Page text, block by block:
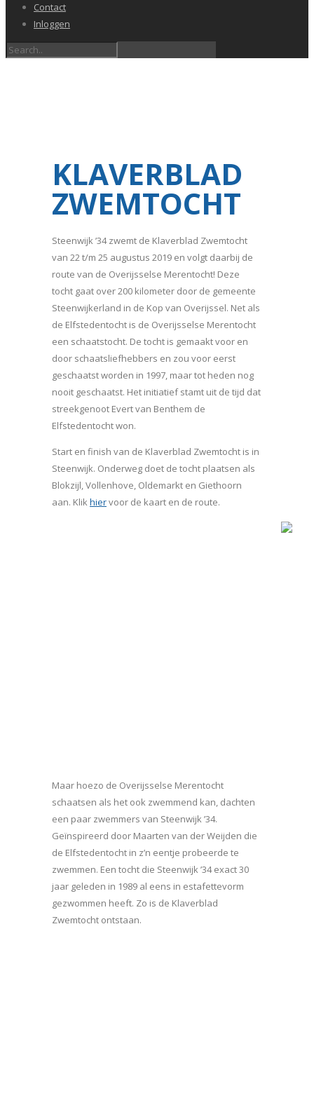
Contact
Inloggen
KLAVERBLAD
ZWEMTOCHT
Steenwijk ’34 zwemt de Klaverblad Zwemtocht
van 22 t/m 25 augustus 2019 en volgt daarbij de
route van de Overijsselse Merentocht! Deze
tocht gaat over 200 kilometer door de gemeente
Steenwijkerland in de Kop van Overijssel. Net als
de Elfstedentocht is de Overijsselse Merentocht
een schaatstocht. De tocht is gemaakt voor en
door schaatsliefhebbers en zou voor eerst
geschaatst worden in 1997, maar tot heden nog
nooit geschaatst. Het initiatief stamt uit de tijd dat
streekgenoot Evert van Benthem de
Elfstedentocht won.
Start en finish van de Klaverblad Zwemtocht is in
Steenwijk. Onderweg doet de tocht plaatsen als
Blokzijl, Vollenhove, Oldemarkt en Giethoorn
aan. Klikhiervoor de kaart en de route.
Maar hoezo de Overijsselse Merentocht
schaatsen als het ook zwemmend kan, dachten
een paar zwemmers van Steenwijk ’34.
Geïnspireerd door Maarten van der Weijden die
de Elfstedentocht in z’n eentje probeerde te
zwemmen. Een tocht die Steenwijk ’34 exact 30
jaar geleden in 1989 al eens in estafettevorm
gezwommen heeft. Zo is de Klaverblad
Zwemtocht ontstaan.